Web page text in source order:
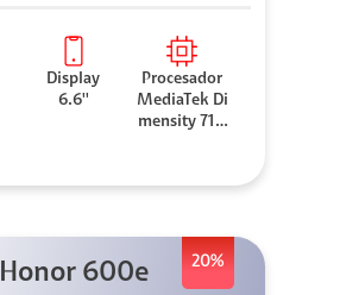
Display
6.6''
Procesador
MediaTek Di
mensity 710
20%
Honor 600e